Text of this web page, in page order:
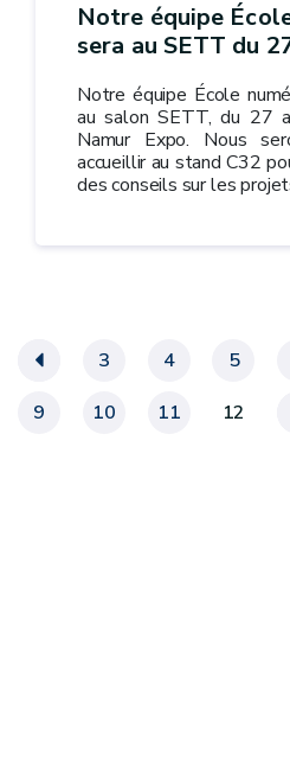
Notre équipe
sera au SETT du
Notre équipe École
au salon SETT, du 27
Namur Expo. Nous
accueillir au stand C32
des conseils sur les
« 3 4 5
9
10 11 12